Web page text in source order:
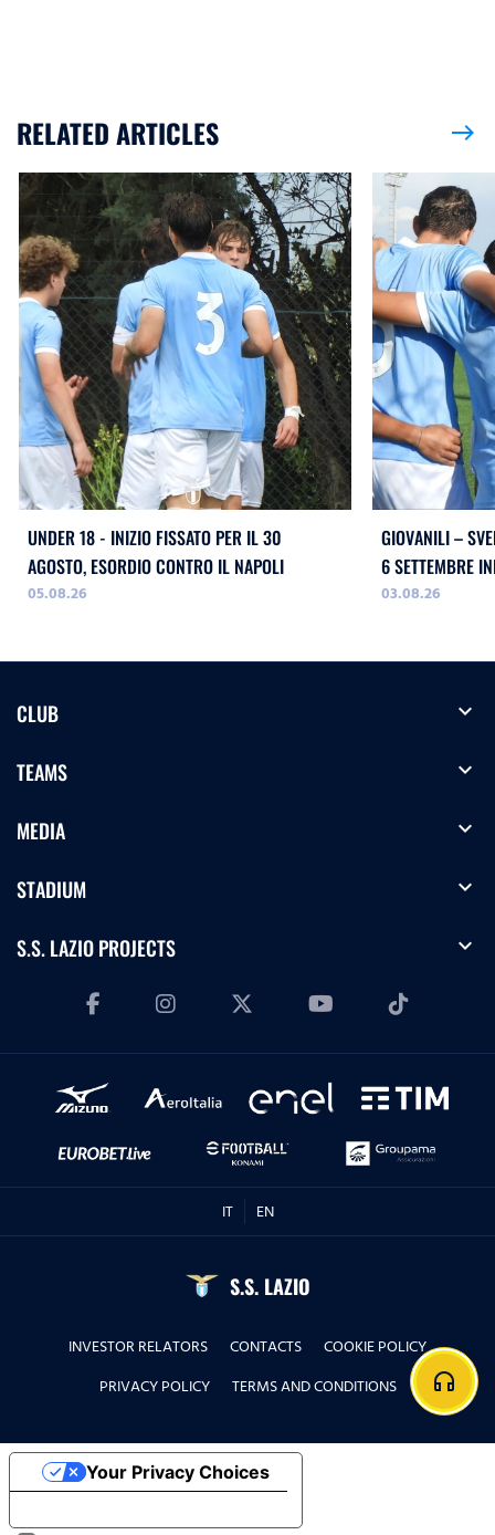
RELATED ARTICLES east
UNDER 18 - INIZIO FISSATO PER IL 30
AGOSTO, ESORDIO CONTRO IL NAPOLI
05.08.26
GIOVANILI –
03.08.26
CLUB expand_more
TEAMS expand_more
MEDIA expand_more
STADIUM expand_more
S.S. LAZIO PROJECTS expand_more
IT EN
S.S. LAZIO
INVESTOR RELATORS CONTACTS
COOKIE POLICY
PRIVACY POLICY
TERMS AND CONDITIONS headphones
Your Privacy Choices